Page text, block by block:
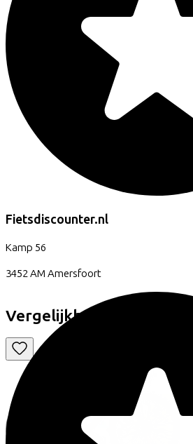
Fietsdiscounter.nl
Kamp 56
3452 AM Amersfoort
Vergelijkbare fietsen